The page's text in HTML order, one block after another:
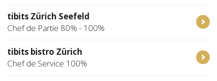
tibits Zürich Seefeld
Chef de Partie 80% - 100%
tibits bistro Zürich
Chef de Service 100%